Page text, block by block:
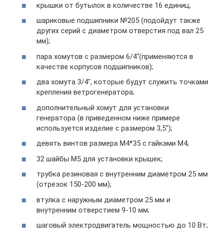
крышки от бутылок в количестве 16 единиц;
шариковые подшипники №205 (подойдут также
других серий с диаметром отверстия под вал 25
мм);
пара хомутов с размером 6/4″(применяются в
качестве корпусов подшипников);
два хомута 3/4″, которые будут служить точками
крепления ветрогенератора;
дополнительный хомут для установки
генератора (в приведенном ниже примере
используется изделие с размером 3,5″);
девять винтов размера М4*35 с гайками М4;
32 шайбы М5 для установки крышек;
трубка резиновая с внутренним диаметром 25 мм
(отрезок 150-200 мм);
втулка с наружным диаметром 25 мм и
внутренним отверстием 9-10 мм;
шаговый электродвигатель мощностью до 10 Вт;